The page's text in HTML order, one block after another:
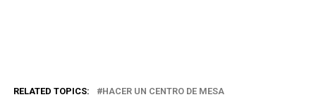
RELATED TOPICS: HACER UN CENTRO DE MESA